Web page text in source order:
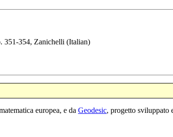
351-354, Zanichelli (Italian)
europea, e da Geodesic, progetto sviluppato